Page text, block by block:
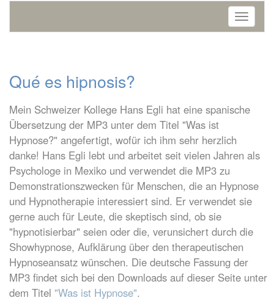
Toggle
Qué es hipnosis?
Mein Schweizer Kollege Hans Egli hat eine spanische
Übersetzung der MP3 unter dem Titel "Was ist
Hypnose?" angefertigt, wofür ich ihm sehr herzlich
danke! Hans Egli lebt und arbeitet seit vielen Jahren als
Psychologe in Mexiko und verwendet die MP3 zu
Demonstrationszwecken für Menschen, die an Hypnose
und Hypnotherapie interessiert sind. Er verwendet sie
gerne auch für Leute, die skeptisch sind, ob sie
"hypnotisierbar" seien oder die, verunsichert durch die
Showhypnose, Aufklärung über den therapeutischen
Hypnoseansatz wünschen. Die deutsche Fassung der
MP3 findet sich bei den Downloads auf dieser Seite unter
dem Titel "Was ist Hypnose".